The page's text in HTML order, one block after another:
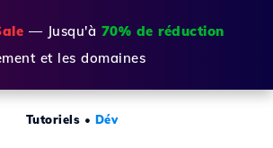
— Jusqu'à 70% de réduction
et les domaines
Tutoriels • Dév